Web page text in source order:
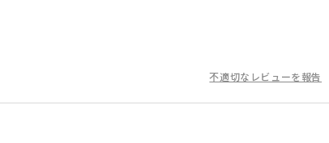
不適切なレビューを報告